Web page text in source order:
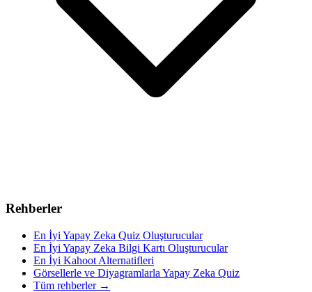
Rehberler
En İyi Yapay Zeka Quiz Oluşturucular
En İyi Yapay Zeka Bilgi Kartı Oluşturucular
En İyi Kahoot Alternatifleri
Görsellerle ve Diyagramlarla Yapay Zeka Quiz
Tüm rehberler→